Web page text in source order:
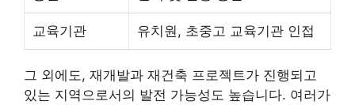
교육기관 유치원, 초중고 교육기관 인접
그 외에도, 재개발과 재건축 프로젝트가 진행되고
있는 지역으로서의 발전 가능성도 높습니다. 여러가